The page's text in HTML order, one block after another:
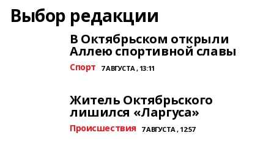
Выбор редакции
В Октябрьском открыли
Аллею спортивной славы
Спорт 7 АВГУСТА , 13:11
Житель Октябрьского
лишился «Ларгуса»
Происшествия 7 АВГУСТА , 12:57